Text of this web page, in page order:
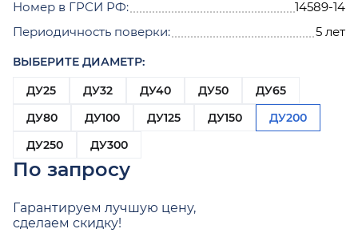
Номер в ГРСИ РФ:
14589-14
Периодичность поверки:
5 лет
ВЫБЕРИТЕ ДИАМЕТР:
ДУ25
ДУ32 ДУ40 ДУ50
ДУ65
ДУ80
ДУ100 ДУ125 ДУ150
ДУ200
ДУ250
ДУ300
По запросу
Гарантируем лучшую цену,
сделаем скидку!